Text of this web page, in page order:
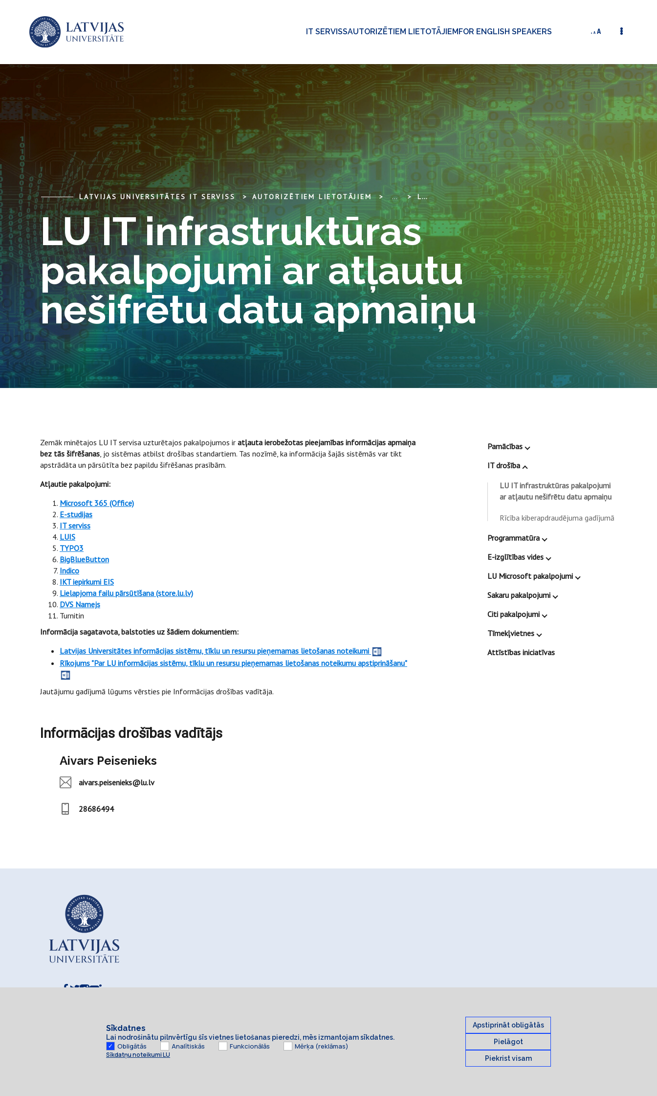
IT SERVISSAUTORIZĒTIEM LIETOTĀJIEMFOR ENGLISH SPEAKERS
LATVIJAS UNIVERSITĀTES IT SERVISS AUTORIZĒTIEM LIETOTĀJIEM ... LU IT INFRASTRUKTŪRAS PAKALPOJUMI AR ATĻAUTU NEŠIFRĒTU DATU APMAIŅU
LU IT infrastruktūras
pakalpojumi ar atļautu
nešifrētu datu apmaiņu
Zemāk minētajos LU IT servisa uzturētajos pakalpojumos ir atļauta ierobežotas pieejamības informācijas apmaiņa
bez tās šifrēšanas, jo sistēmas atbilst drošības standartiem. Tas nozīmē, ka informācija šajās sistēmās var tikt
apstrādāta un pārsūtīta bez papildu šifrēšanas prasībām.
Atļautie pakalpojumi:
Microsoft 365 (Office)
E-studijas
IT serviss
LUIS
TYPO3
BigBlueButton
Indico
IKT iepirkumi EIS
Lielapjoma failu pārsūtīšana (store.lu.lv)
DVS Namejs
Turnitin
Informācija sagatavota, balstoties uz šādiem dokumentiem:
Latvijas Universitātes informācijas sistēmu, tīklu un resursu pieņemamas lietošanas noteikumi
Rīkojums "Par LU informācijas sistēmu, tīklu un resursu pieņemamas lietošanas noteikumu apstiprināšanu"
Jautājumu gadījumā lūgums vērsties pie Informācijas drošības vadītāja.
Informācijas drošības vadītājs
Aivars Peisenieks
aivars.peisenieks@lu.lv
28686494
Pamācības
IT drošība
LU IT infrastruktūras pakalpojumi
ar atļautu nešifrētu datu apmaiņu
Rīcība kiberapdraudējuma gadījumā
Programmatūra
E-izglītības vides
LU Microsoft pakalpojumi
Sakaru pakalpojumi
Citi pakalpojumi
Tīmekļvietnes
Attīstības iniciatīvas
Sīkdatnes
Lai nodrošinātu pilnvērtīgu šīs vietnes lietošanas pieredzi, mēs izmantojam sīkdatnes.
Obligātās Analītiskās Funkcionālās Mērķa (reklāmas)
Sīkdatņu noteikumi LU
Apstiprināt obligātās
Pielāgot
Piekrist visam